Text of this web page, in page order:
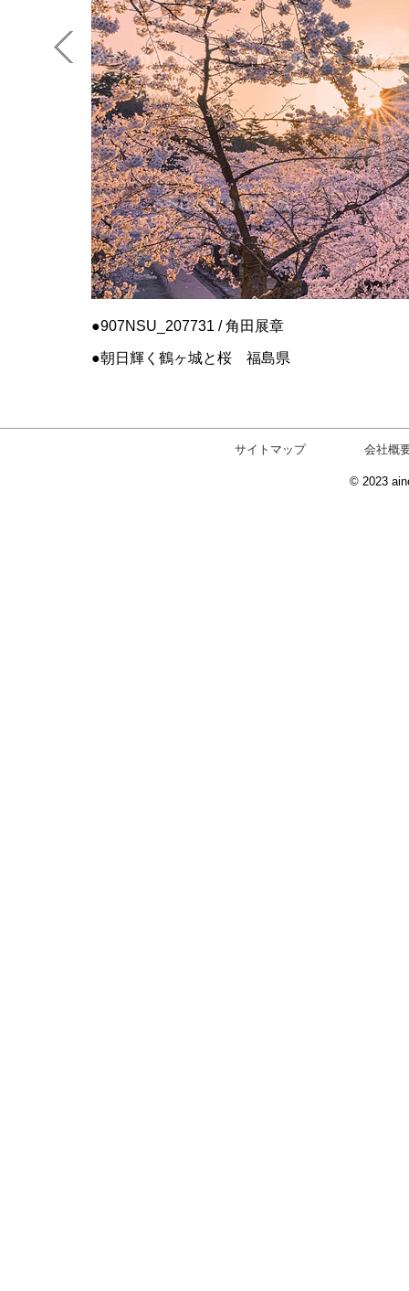
907NSU_207731 / 角田展章
朝日輝く鶴ヶ城と桜 福島県
サイトマップ 会社概
© 2023